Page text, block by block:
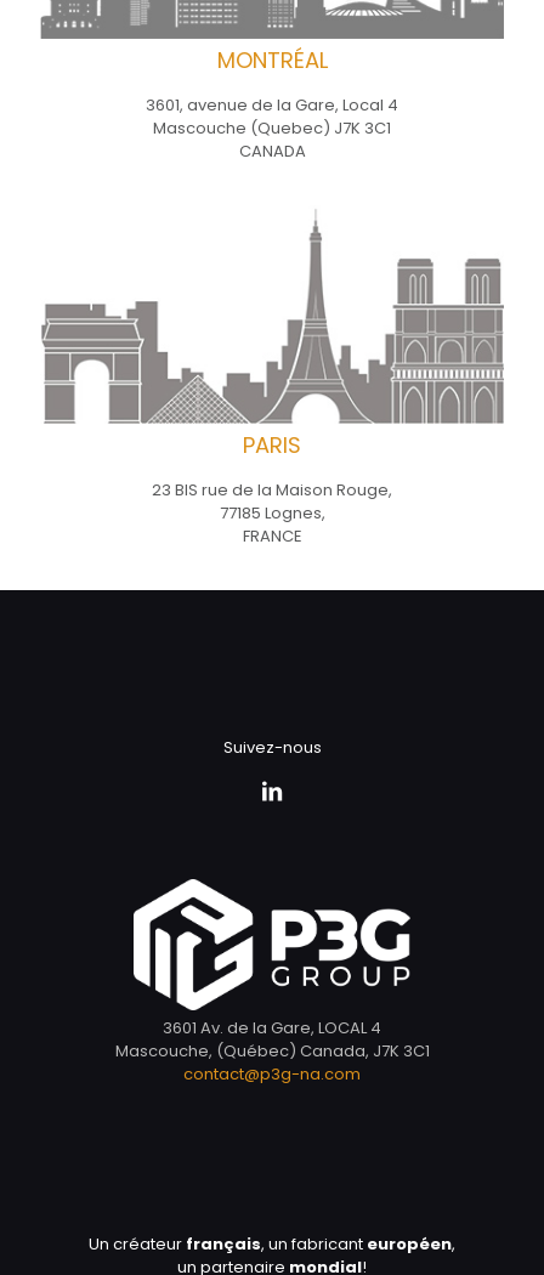
MONTRÉAL
3601, avenue de la Gare, Local 4
Mascouche (Quebec) J7K 3C1
CANADA
PARIS
23 BIS rue de la Maison Rouge,
77185 Lognes,
FRANCE
Suivez-nous
3601 Av. de la Gare, LOCAL 4
Mascouche, (Québec) Canada, J7K 3C1
contact@p3g-na.com
Un créateur français, un fabricant européen,
un partenaire mondial!